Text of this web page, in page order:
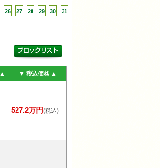
26 27 28 29 30 31
▲ ▼ 税込価格 ▲
527.2万円(税込)